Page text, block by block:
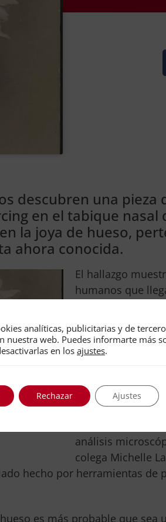
descubren una pieza
en el tabique nasal
la joya de hueso,
ahora conocida.
El hallazgo
humanos que
avanzados como
África o Europa.
delicado
largo en un
análisis
colega Michelle
hecho por herramientas de
es más probable que sea
analíticas, publicitarias y de
nuestra web. Puedes informarte más
en losajustes.
Rechazar Ajustes